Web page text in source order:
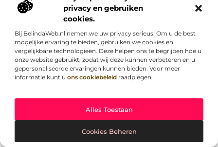
privacy en gebruiken
cookies.
Bij BelindaWeb.nl nemen we uw privacy serieus. Om u de best
mogelijke ervaring te bieden, gebruiken we cookies en
vergelijkbare technologieën. Deze helpen ons te begrijpen hoe u
onze website gebruikt, zodat wij deze kunnen verbeteren en u
gepersonaliseerde ervaringen kunnen bieden. Voor meer
informatie kunt u ons cookiebeleid raadplegen.
Alles Toestaan
Cookies Beheren
De voor- en nadelen van verschillende
vervoermiddelen